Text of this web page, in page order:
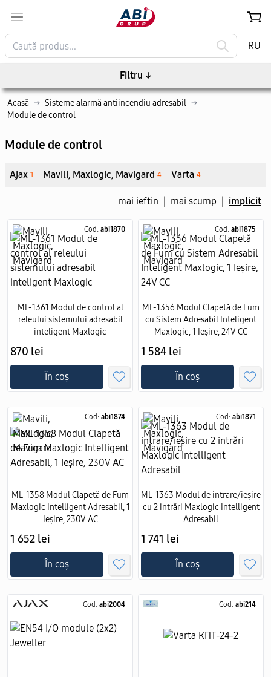
RU
Acasă → Sisteme alarmă antiincendiu adresabil →
Module de control
Module de control
Ajax 1 Mavili, Maxlogic, Mavigard 4 Varta 4
mai ieftin mai scump implicit
Cod: abi1870
ML-1361 Modul de control al
releului sistemului adresabil
inteligent Maxlogic
870 lei
În coș
Cod: abi1875
ML-1356 Modul Clapetă de Fum
cu Sistem Adresabil Inteligent
Maxlogic, 1 Ieșire, 24V CC
1 584 lei
În coș
Cod: abi1874
ML-1358 Modul Clapetă de Fum
Maxlogic Intelligent Adresabil, 1
Ieșire, 230V AC
1 652 lei
În coș
Cod: abi1871
ML-1363 Modul de intrare/ieșire
cu 2 intrări Maxlogic Intelligent
Adresabil
1 741 lei
În coș
Cod: abi2004 Cod: abi214
Filtru ↓